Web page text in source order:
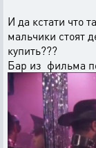
И да кстати что
мальчики стоят
купить???
Бар из фильма